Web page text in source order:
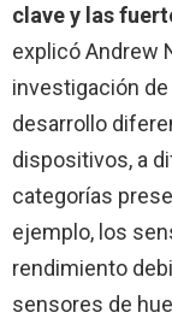
clave y las
explicó Andrew
investigación de
desarrollo
dispositivos, a
categorías
ejemplo, los
rendimiento
sensores de